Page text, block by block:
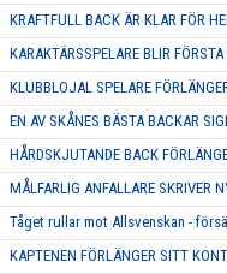
KRAFTFULL BACK ÄR KLAR FÖR
KARAKTÄRSSPELARE BLIR
KLUBBLOJAL SPELARE
EN AV SKÅNES BÄSTA BACKAR
HÅRDSKJUTANDE BACK
MÅLFARLIG ANFALLARE SKRIVER
Tåget rullar mot Allsvenskan -
KAPTENEN FÖRLÄNGER SITT